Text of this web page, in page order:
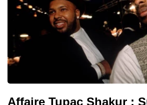
Affaire Tupac Shakur :